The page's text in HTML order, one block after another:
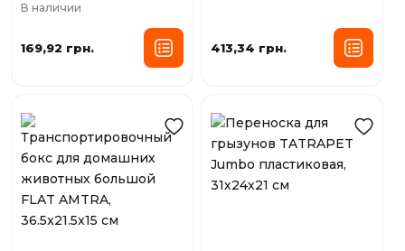
В наличии
169,92 грн. 413,34 грн.